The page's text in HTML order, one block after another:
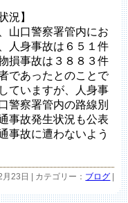
況】
山口警察署管内にお
人身事故は６５１件
損事故は３８８３件
であったとのことで
ていますが、人身事
警察署管内の路線別
事故発生状況も公表
事故に遭わないよう
23日 | カテゴリー： ブログ